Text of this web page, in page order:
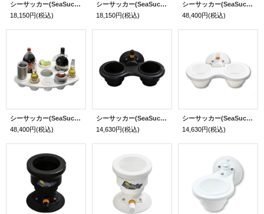
シーサッカー(SeaSucker) トリプルカップホルダー バーチカル 白
18,150円(税込)
シーサッカー(SeaSucker) トリプルカップホルダー バーチカル 黒
18,150円(税込)
シーサッカー(SeaSucker) パーティーバージ バーティカル 黒
48,400円(税込)
シーサッカー(SeaSucker) パーティーバージ バーティカル 白
48,400円(税込)
シーサッカー(SeaSucker) ダブルカップホルダー バーチカル 黒
14,630円(税込)
シーサッカー(SeaSucker) ダブルカップホルダー バーチカル 白
14,630円(税込)